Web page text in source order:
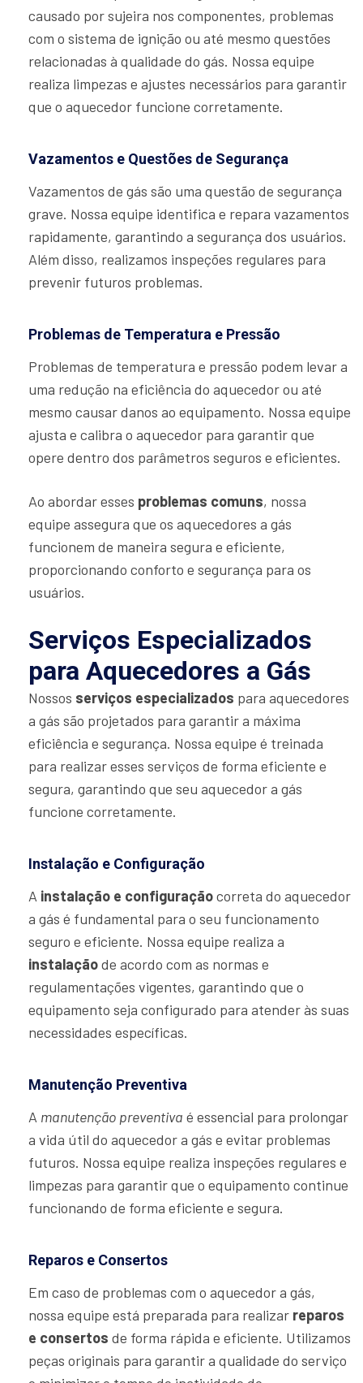
causado por sujeira nos componentes, problemas
com o sistema de ignição ou até mesmo questões
relacionadas à qualidade do gás. Nossa equipe
realiza limpezas e ajustes necessários para garantir
que o aquecedor funcione corretamente.
Vazamentos e Questões de Segurança
Vazamentos de gás são uma questão de segurança
grave. Nossa equipe identifica e repara vazamentos
rapidamente, garantindo a segurança dos usuários.
Além disso, realizamos inspeções regulares para
prevenir futuros problemas.
Problemas de Temperatura e Pressão
Problemas de temperatura e pressão podem levar a
uma redução na eficiência do aquecedor ou até
mesmo causar danos ao equipamento. Nossa equipe
ajusta e calibra o aquecedor para garantir que
opere dentro dos parâmetros seguros e eficientes.
Ao abordar esses problemas comuns, nossa
equipe assegura que os aquecedores a gás
funcionem de maneira segura e eficiente,
proporcionando conforto e segurança para os
usuários.
Serviços Especializados
para Aquecedores a Gás
Nossos serviços especializados para aquecedores
a gás são projetados para garantir a máxima
eficiência e segurança. Nossa equipe é treinada
para realizar esses serviços de forma eficiente e
segura, garantindo que seu aquecedor a gás
funcione corretamente.
Instalação e Configuração
A instalação e configuraçãocorreta do aquecedor
a gás é fundamental para o seu funcionamento
seguro e eficiente. Nossa equipe realiza a
instalaçãode acordo com as normas e
regulamentações vigentes, garantindo que o
equipamento seja configurado para atender às suas
necessidades específicas.
Manutenção Preventiva
A manutenção preventiva é essencial para prolongar
a vida útil do aquecedor a gás e evitar problemas
futuros. Nossa equipe realiza inspeções regulares e
limpezas para garantir que o equipamento continue
funcionando de forma eficiente e segura.
Reparos e Consertos
Em caso de problemas com o aquecedor a gás,
nossa equipe está preparada para realizar reparos
e consertos de forma rápida e eficiente. Utilizamos
peças originais para garantir a qualidade do serviço